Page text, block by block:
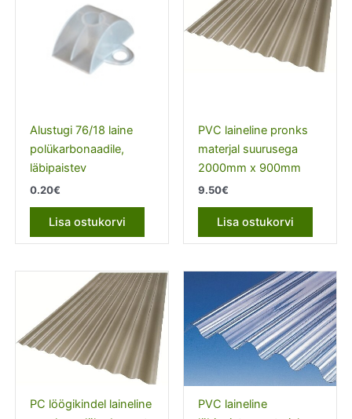
Alustugi 76/18 laine
polükarbonaadile,
läbipaistev
0.20€
Lisa ostukorvi
PVC laineline pronks
materjal suurusega
2000mm x 900mm
9.50€
Lisa ostukorvi
PC löögikindel laineline
PVC laineline